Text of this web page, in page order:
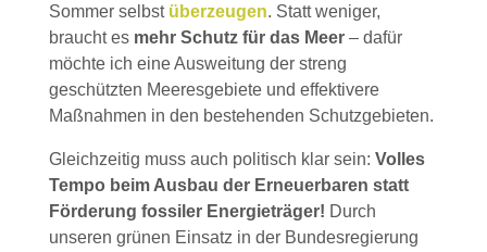
Sommer selbst überzeugen. Statt weniger,
braucht es mehr Schutz für das Meer– dafür
möchte ich eine Ausweitung der streng
geschützten Meeresgebiete und effektivere
Maßnahmen in den bestehenden Schutzgebieten.
Gleichzeitig muss auch politisch klar sein: Volles
Tempo beim Ausbau der Erneuerbaren statt
Förderung fossiler Energieträger! Durch
unseren grünen Einsatz in der Bundesregierung